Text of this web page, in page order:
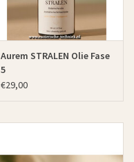
Aurem STRALEN Olie Fase
5
€29,00